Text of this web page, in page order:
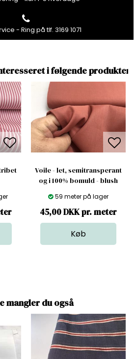
- Ring på tlf. 3169 1071
i følgende produkter
Voile - let, semitransperant
og i 100% bomuld - blush
59 meter på lager
45,00 DKK pr. meter
mangler du også